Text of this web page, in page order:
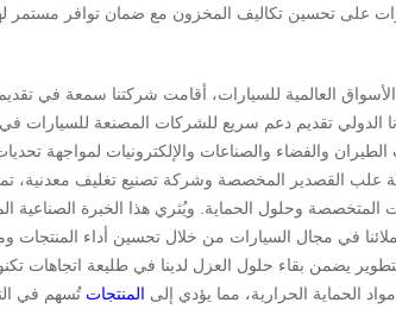
على تحسين تكاليف المخزون مع ضمان توافر مستمر
العالمية للسيارات، أقامت شركتنا سمعة في تقديم
الدولي تقديم دعم سريع للشركات المصنعة للسيارات
والفضاء والصناعات والإلكترونيات لمواجهة
علب القصدير المخصصة وشركة تصنيع تغليف معدنية، تمتد
وحلول الحماية. ويُثري هذا الخبرة الصناعية
في مجال السيارات من خلال تحسين أداء المنتجات
يضمن بقاء حلول العزل لدينا في طليعة اتجاهات
الحماية الحرارية، مما يؤدي إلى المنتجاتتُسهم في